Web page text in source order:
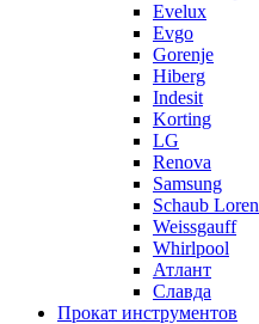
Evelux
Evgo
Gorenje
Hiberg
Indesit
Korting
LG
Renova
Samsung
Schaub
Weissgauff
Whirlpool
Атлант
Славда
Прокат инструментов